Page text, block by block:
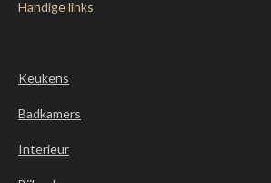
Handige links
Keukens
Badkamers
Interieur